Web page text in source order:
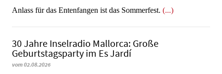
Anlass für das Entenfangen ist das Sommerfest. (...)
30 Jahre Inselradio Mallorca: Große
Geburtstagsparty im Es Jardí
vom 02.08.2026